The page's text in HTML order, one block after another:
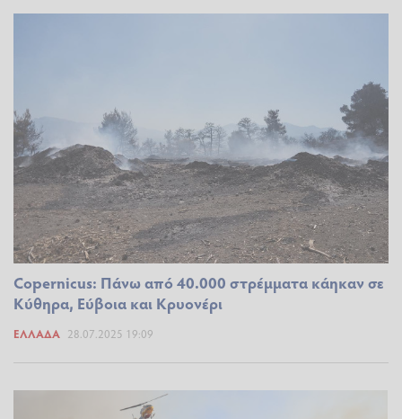
Copernicus: Πάνω από 40.000 στρέμματα κάηκαν σε
Κύθηρα, Εύβοια και Κρυονέρι
ΕΛΛΆΔΑ 28.07.2025 19:09